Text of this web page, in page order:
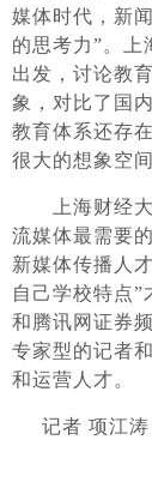
媒体时代，新
的思考力”。上
出发，讨论教
象，对比了国
教育体系还存
很大的想象空间
上海财经大
流媒体最需要
新媒体传播人
自己学校特点
和腾讯网证券
专家型的记者
和运营人才。
记者 项江涛